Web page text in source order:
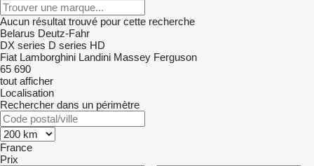
Aucun résultat trouvé pour cette recherche
Belarus Deutz-Fahr
DX series D series HD
Fiat Lamborghini Landini Massey Ferguson
65 690
tout afficher
Localisation
Rechercher dans un périmètre
France
Prix